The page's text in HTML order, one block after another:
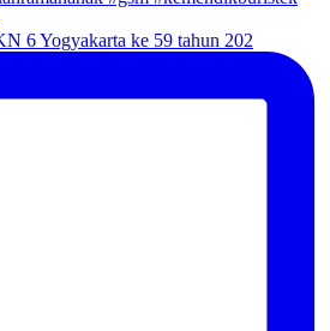
6 Yogyakarta ke 59 tahun 202